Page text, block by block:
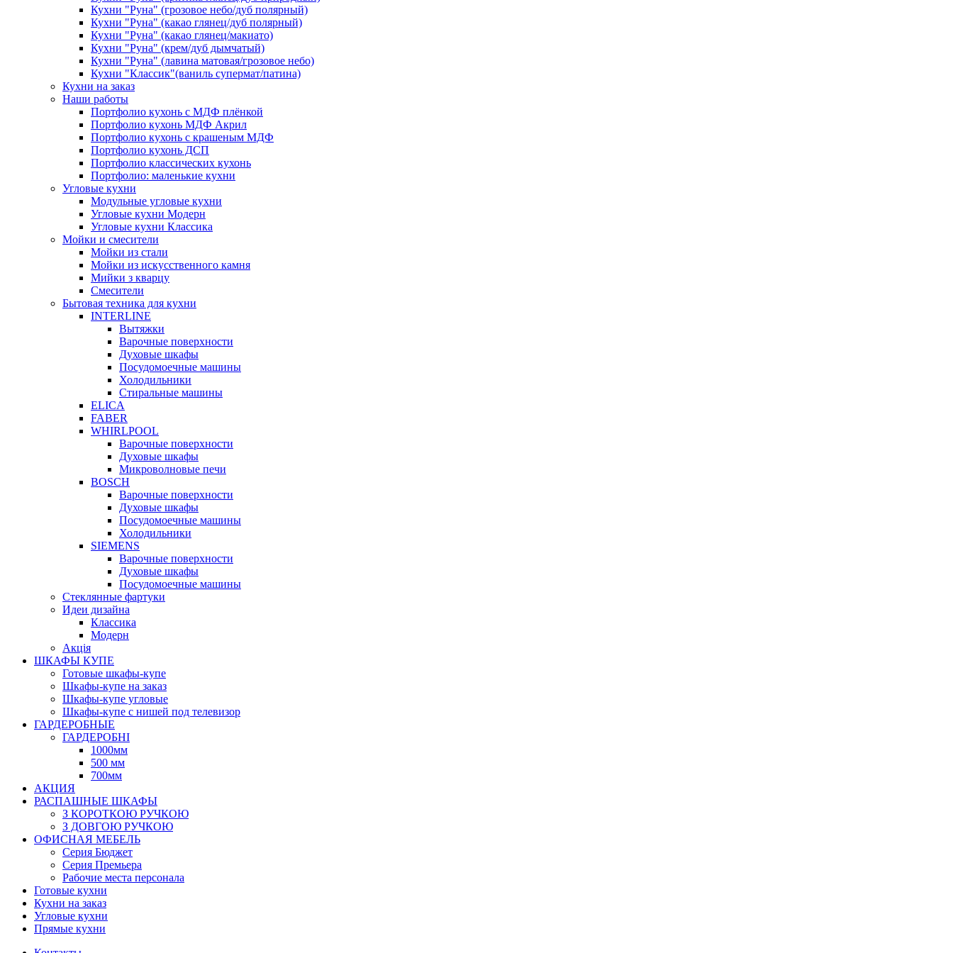
Кухни "Руна" (грозовое небо/дуб полярный)
Кухни "Руна" (какао глянец/дуб полярный)
Кухни "Руна" (какао глянец/макиато)
Кухни "Руна" (крем/дуб дымчатый)
Кухни "Руна" (лавина матовая/грозовое небо)
Кухни "Классик"(ваниль супермат/патина)
Кухни на заказ
Наши работы
Портфолио кухонь с МДФ плёнкой
Портфолио кухонь МДФ Акрил
Портфолио кухонь с крашеным МДФ
Портфолио кухонь ДСП
Портфолио классических кухонь
Портфолио: маленькие кухни
Угловые кухни
Модульные угловые кухни
Угловые кухни Модерн
Угловые кухни Классика
Мойки и смесители
Мойки из стали
Мойки из искусственного камня
Мийки з кварцу
Смесители
Бытовая техника для кухни
INTERLINE
Вытяжки
Варочные поверхности
Духовые шкафы
Посудомоечные машины
Холодильники
Стиральные машины
ELICA
FABER
WHIRLPOOL
Варочные поверхности
Духовые шкафы
Микроволновые печи
BOSCH
Варочные поверхности
Духовые шкафы
Посудомоечные машины
Холодильники
SIEMENS
Варочные поверхности
Духовые шкафы
Посудомоечные машины
Стеклянные фартуки
Идеи дизайна
Класcика
Модерн
Акція
ШКАФЫ КУПЕ
Готовые шкафы-купе
Шкафы-купе на заказ
Шкафы-купе угловые
Шкафы-купе с нишей под телевизор
ГАРДЕРОБНЫЕ
ГАРДЕРОБНІ
1000мм
500 мм
700мм
АКЦИЯ
РАСПАШНЫЕ ШКАФЫ
З КОРОТКОЮ РУЧКОЮ
З ДОВГОЮ РУЧКОЮ
ОФИСНАЯ МЕБЕЛЬ
Серия Бюджет
Серия Премьера
Рабочие места персонала
Готовые кухни
Кухни на заказ
Угловые кухни
Прямые кухни